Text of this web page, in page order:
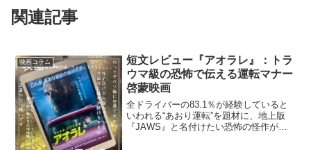
関連記事
映画コラム
短文レビュー『アオラレ』：トラ
ウマ級の恐怖で伝える運転マナー
啓蒙映画
全ドライバーの83.1％が経験していると
いわれる“あおり運転”を題材に、地上版
『JAWS』と名付けたい恐怖の怪作が誕